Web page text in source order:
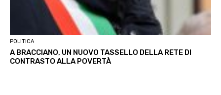
POLITICA
A BRACCIANO, UN NUOVO TASSELLO DELLA RETE DI
CONTRASTO ALLA POVERTÀ